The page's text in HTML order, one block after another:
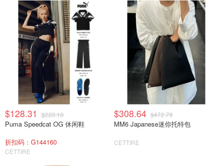
$128.31 $220.10
Puma Speedcat OG 休闲鞋
折扣码：G144160
CETTIRE
$308.64 $472.79
MM6 Japanese迷你托特包
CETTIRE